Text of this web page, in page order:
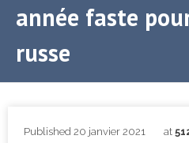
année faste
russe
Published 20 janvier 2021 at